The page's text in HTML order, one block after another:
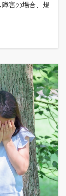
害の場合、規